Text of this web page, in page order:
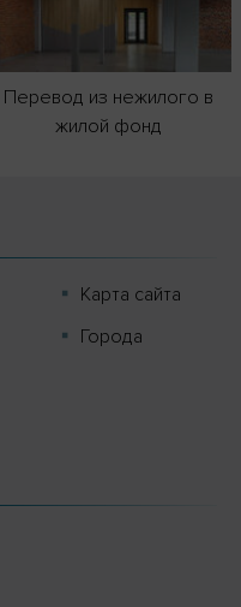
Перевод из нежилого в
жилой фонд
Карта сайта
Города